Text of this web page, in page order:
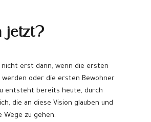
jetzt?
erst dann, wenn die ersten
werden oder die ersten Bewohner
entsteht bereits heute, durch
die an diese Vision glauben und
Wege zu gehen.